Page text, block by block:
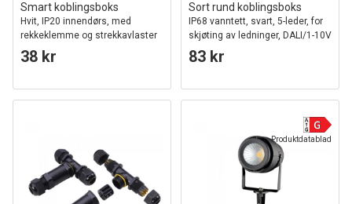
Smart koblingsboks
Hvit, IP20 innendørs, med
rekkeklemme og strekkavlaster
38 kr
Sort rund koblingsboks
IP68 vanntett, svart, 5-leder, for
skjøting av ledninger, DALI/1-10V
dim
83 kr
Produktdatablad